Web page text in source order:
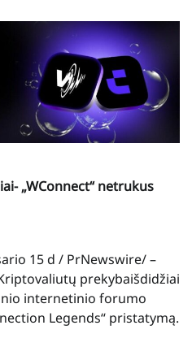
„WConnect“ netrukus
15 d / PrNewswire/ –
prekybaišdidžiai
internetinio forumo
Legends“ pristatymą.